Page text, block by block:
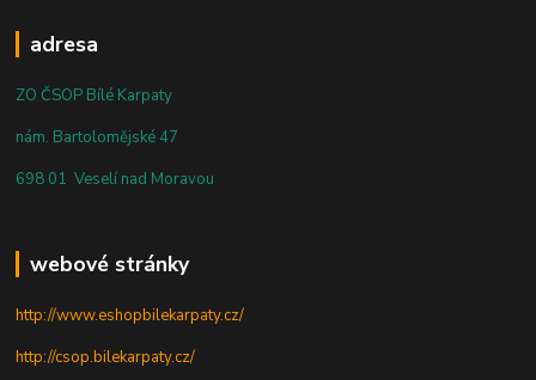
adresa
ZO ČSOP Bílé Karpaty
nám. Bartolomějské 47
698 01 Veselí nad Moravou
webové stránky
http://www.eshopbilekarpaty.cz/
http://csop.bilekarpaty.cz/